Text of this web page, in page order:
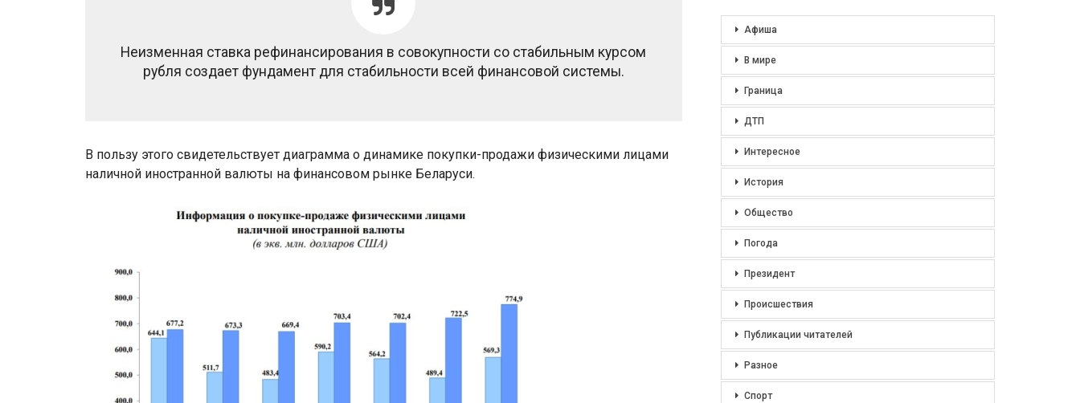
Неизменная ставка рефинансирования в совокупности со стабильным курсом
рубля создает фундамент для стабильности всей финансовой системы.
В пользу этого свидетельствует диаграмма о динамике покупки-продажи физическими лицами
наличной иностранной валюты на финансовом рынке Беларуси.
Афиша
В мире
Граница
ДТП
Интересное
История
Общество
Погода
Президент
Происшествия
Публикации читателей
Разное
Спорт